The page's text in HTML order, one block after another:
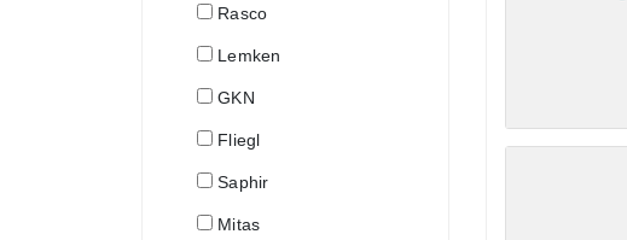
Rasco
Lemken
GKN
Fliegl
Saphir
Mitas